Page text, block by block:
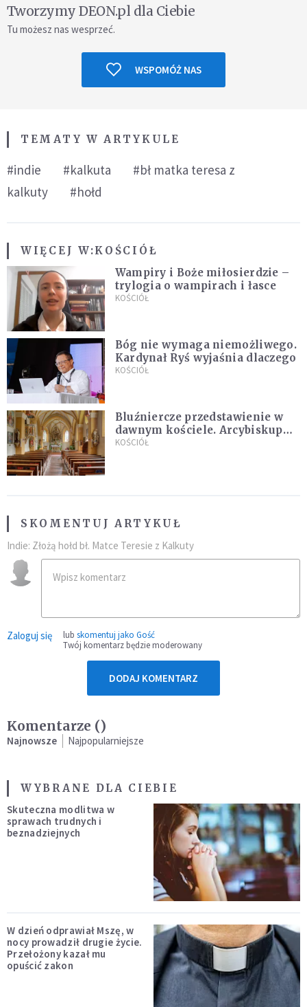
Tworzymy DEON.pl dla Ciebie
Tu możesz nas wesprzeć.
WSPOMÓŻ NAS
TEMATY W ARTYKULE
#indie #kalkuta
#bł matka teresa z
kalkuty
#hołd
WIĘCEJ W:KOŚCIÓŁ
Wampiry i Boże miłosierdzie –
trylogia o wampirach i łasce
KOŚCIÓŁ
Bóg nie wymaga niemożliwego.
Kardynał Ryś wyjaśnia dlaczego
KOŚCIÓŁ
Bluźniercze przedstawienie w
dawnym kościele. Arcybiskup
stanowczo reaguje
KOŚCIÓŁ
SKOMENTUJ ARTYKUŁ
Indie: Złożą hołd bł. Matce Teresie z Kalkuty
Zaloguj się lub skomentuj jako Gość
Twój komentarz będzie moderowany
DODAJ KOMENTARZ
Komentarze ()
Najnowsze Najpopularniejsze
WYBRANE DLA CIEBIE
Skuteczna modlitwa w
sprawach trudnych i
beznadziejnych
W dzień odprawiał Mszę, w
nocy prowadził drugie życie.
Przełożony kazał mu
opuścić zakon